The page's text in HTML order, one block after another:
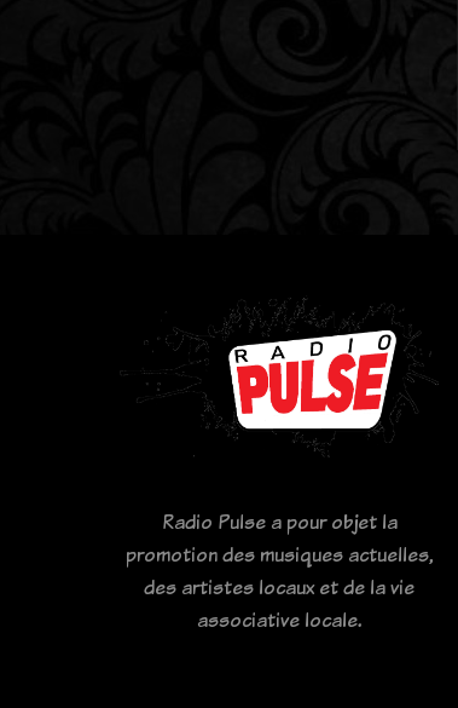
Radio Pulse a pour objet la
promotion des musiques actuelles,
des artistes locaux et de la vie
associative locale.